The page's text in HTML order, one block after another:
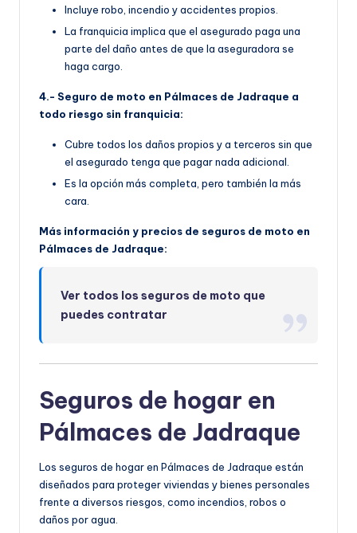
Incluye robo, incendio y accidentes propios.
La franquicia implica que el asegurado paga una
parte del daño antes de que la aseguradora se
haga cargo.
4.- Seguro de moto en Pálmaces de Jadraque a
todo riesgo sin franquicia:
Cubre todos los daños propios y a terceros sin que
el asegurado tenga que pagar nada adicional.
Es la opción más completa, pero también la más
cara.
Más información y precios de seguros de moto en
Pálmaces de Jadraque:
Ver todos los seguros de moto que
puedes contratar
Seguros de hogar en
Pálmaces de Jadraque
Los seguros de hogar en Pálmaces de Jadraque están
diseñados para proteger viviendas y bienes personales
frente a diversos riesgos, como incendios, robos o
daños por agua.